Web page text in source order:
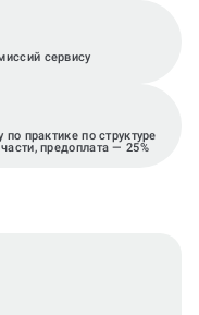
сервису
практике по структуре
предоплата — 25%